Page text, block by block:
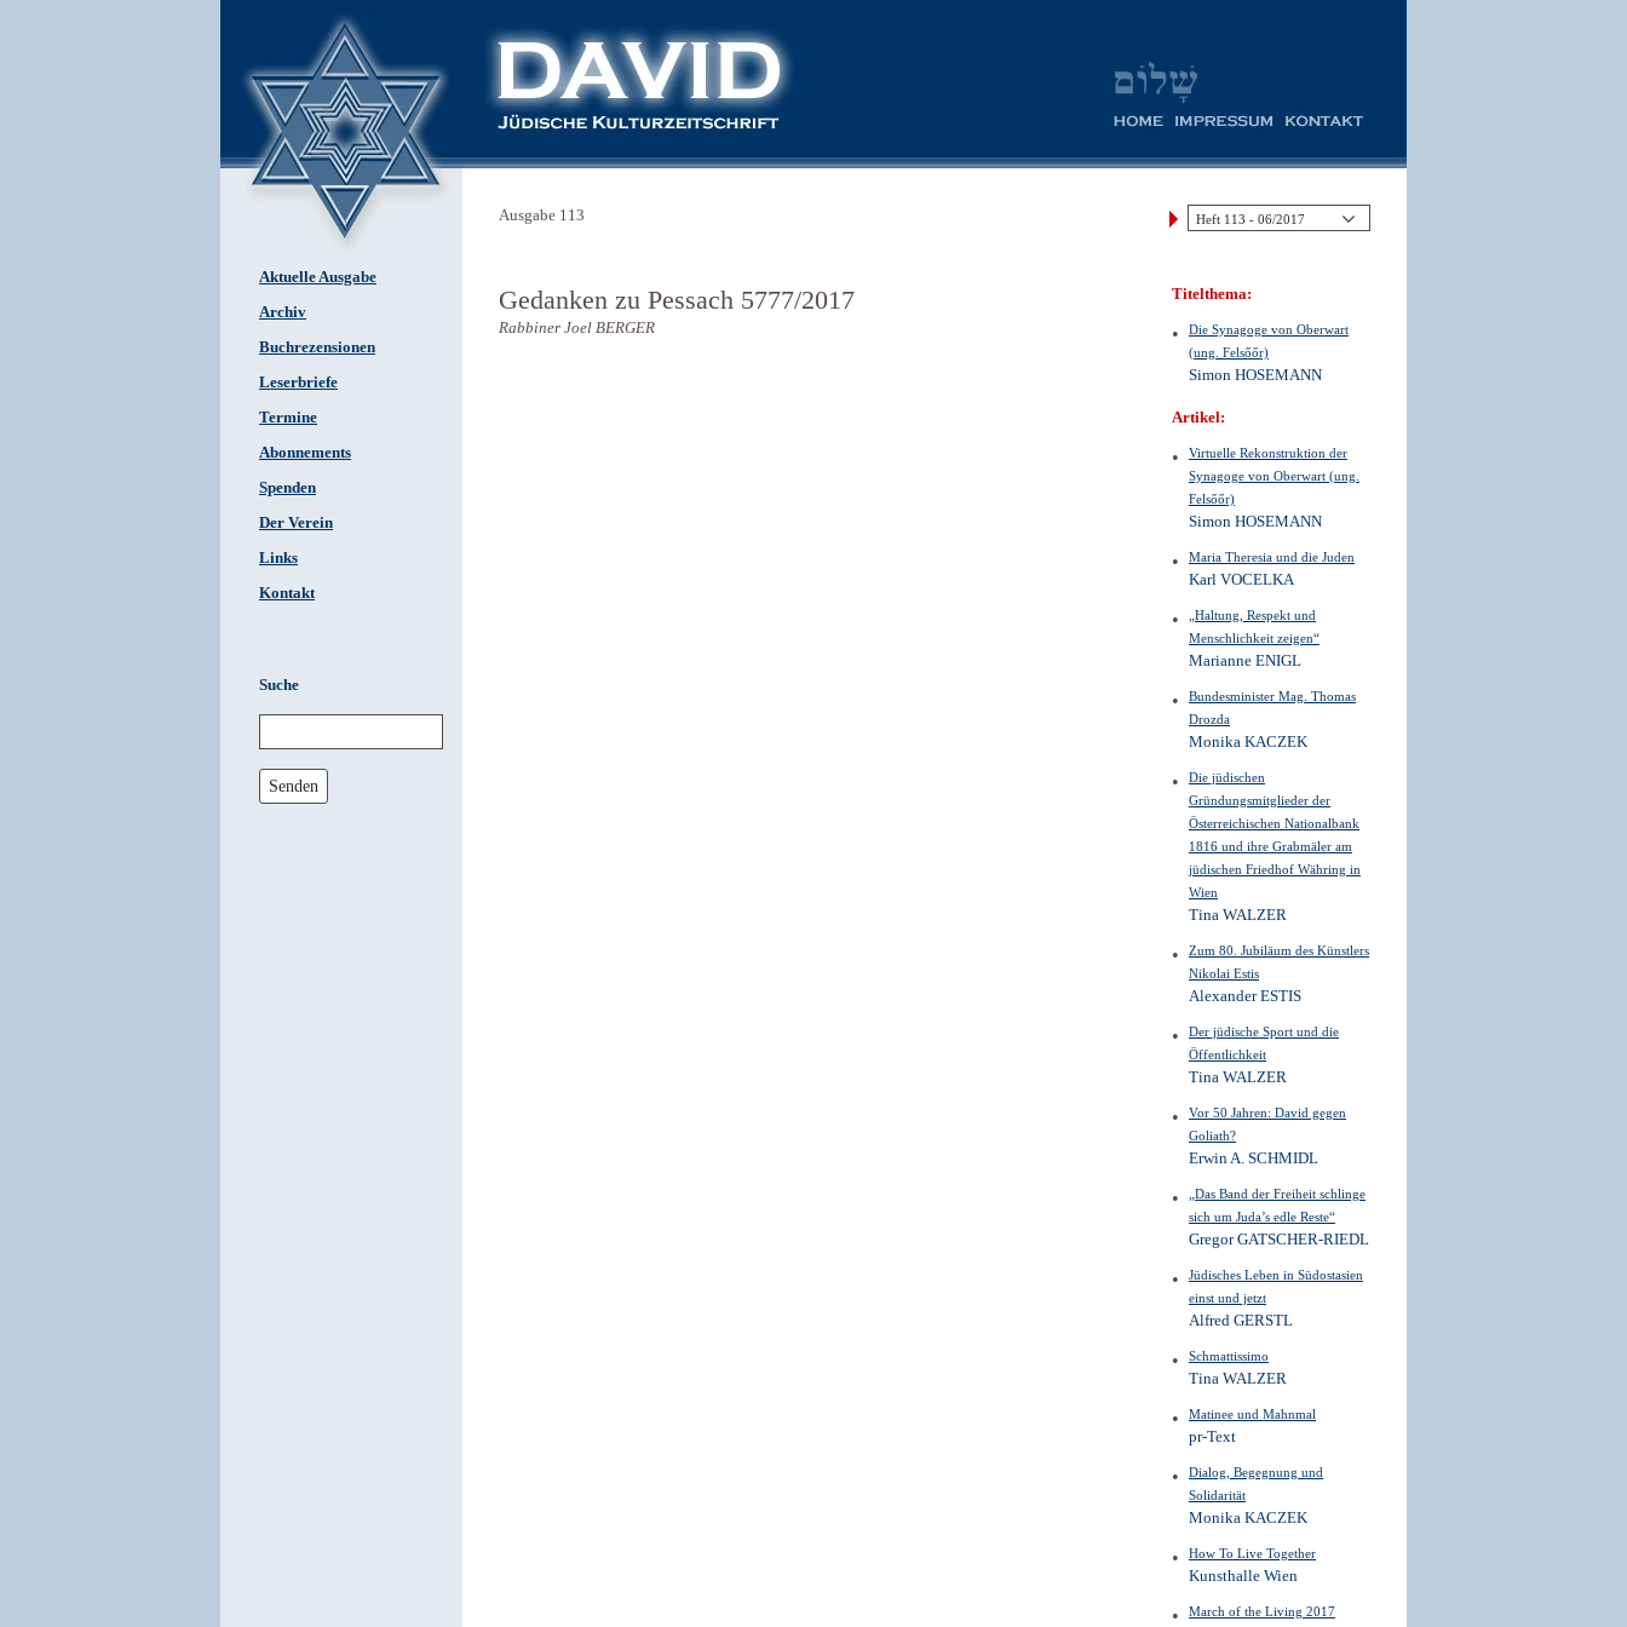
Aktuelle Ausgabe
Archiv
Buchrezensionen
Leserbriefe
Termine
Abonnements
Spenden
Der Verein
Links
Kontakt
Suche
Senden
Ausgabe 113
Gedanken zu Pessach 5777/2017
Rabbiner Joel BERGER
Titelthema:
Die Synagoge von Oberwart
(ung. Felsőőr)
Simon HOSEMANN
Artikel:
Virtuelle Rekonstruktion der
Synagoge von Oberwart (ung.
Felsőőr)
Simon HOSEMANN
Maria Theresia und die Juden
Karl VOCELKA
„Haltung, Respekt und
Menschlichkeit zeigen“
Marianne ENIGL
Bundesminister Mag. Thomas
Drozda
Monika KACZEK
Die jüdischen
Gründungsmitglieder der
Österreichischen Nationalbank
1816 und ihre Grabmäler am
jüdischen Friedhof Währing in
Wien
Tina WALZER
Zum 80. Jubiläum des Künstlers
Nikolai Estis
Alexander ESTIS
Der jüdische Sport und die
Öffentlichkeit
Tina WALZER
Vor 50 Jahren: David gegen
Goliath?
Erwin A. SCHMIDL
„Das Band der Freiheit schlinge
sich um Juda’s edle Reste“
Gregor GATSCHER-RIEDL
Jüdisches Leben in Südostasien
einst und jetzt
Alfred GERSTL
Schmattissimo
Tina WALZER
Matinee und Mahnmal
pr-Text
Dialog, Begegnung und
Solidarität
Monika KACZEK
How To Live Together
Kunsthalle Wien
March of the Living 2017